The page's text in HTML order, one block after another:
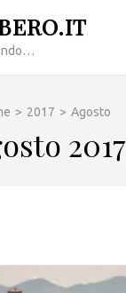
> 2017 > Agosto
2017